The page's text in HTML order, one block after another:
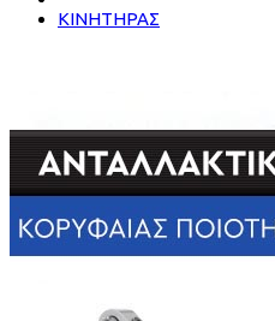
ΚΙΝΗΤΗΡΑΣ